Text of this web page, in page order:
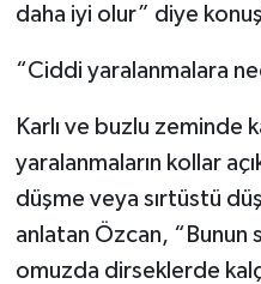
daha iyi olur” diye
“Ciddi yaralanmalara
Karlı ve buzlu zeminde
yaralanmaların kollar
düşme veya sırtüstü
anlatan Özcan, “Bunun
omuzda dirseklerde